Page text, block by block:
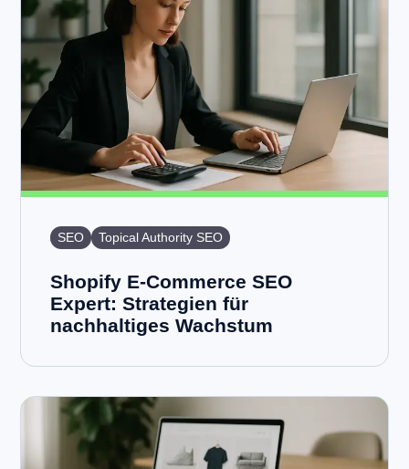
SEO Topical Authority SEO
Shopify E-Commerce SEO
Expert: Strategien für
nachhaltiges Wachstum